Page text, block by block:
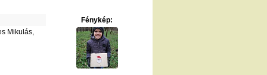
Fénykép:
Mikulás,